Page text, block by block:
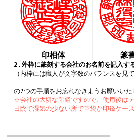
印相体 篆
2.外枠に篆刻する会社のお名前を記入す
（内枠には職人が文字数のバランスを見
の2つの手順をお忘れなきようお願いいた
※会社の大切な印鑑ですので、使用後は
日陰で湿気の少ない所で革袋か印鑑ケー